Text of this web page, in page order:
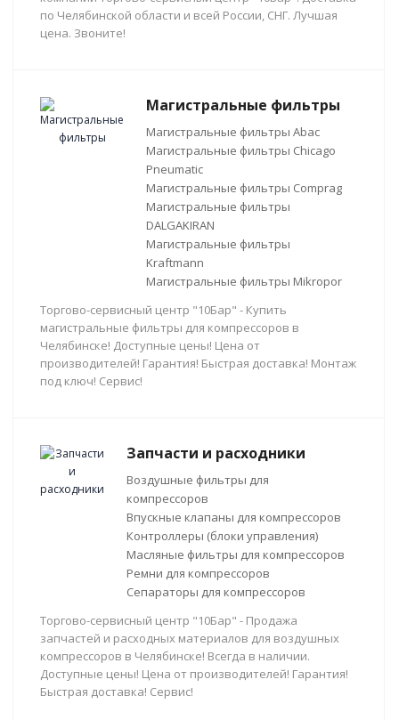
по Челябинской области и всей России, СНГ. Лучшая
цена. Звоните!
Магистральные фильтры
Магистральные фильтры Abac
Магистральные фильтры Chicago
Pneumatic
Магистральные фильтры Comprag
Магистральные фильтры
DALGAKIRAN
Магистральные фильтры
Kraftmann
Магистральные фильтры Mikropor
Торгово-сервисный центр "10Бар" - Купить
магистральные фильтры для компрессоров в
Челябинске! Доступные цены! Цена от
производителей! Гарантия! Быстрая доставка! Монтаж
под ключ! Сервис!
Запчасти и расходники
Воздушные фильтры для
компрессоров
Впускные клапаны для компрессоров
Контроллеры (блоки управления)
Масляные фильтры для компрессоров
Ремни для компрессоров
Сепараторы для компрессоров
Торгово-сервисный центр "10Бар" - Продажа
запчастей и расходных материалов для воздушных
компрессоров в Челябинске! Всегда в наличии.
Доступные цены! Цена от производителей! Гарантия!
Быстрая доставка! Сервис!